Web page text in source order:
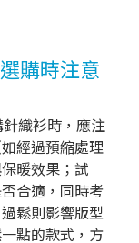
購時注意
織衫時，應注
經過預縮處理
暖效果；試
合適，同時考
鬆則影響版型
點的款式，方